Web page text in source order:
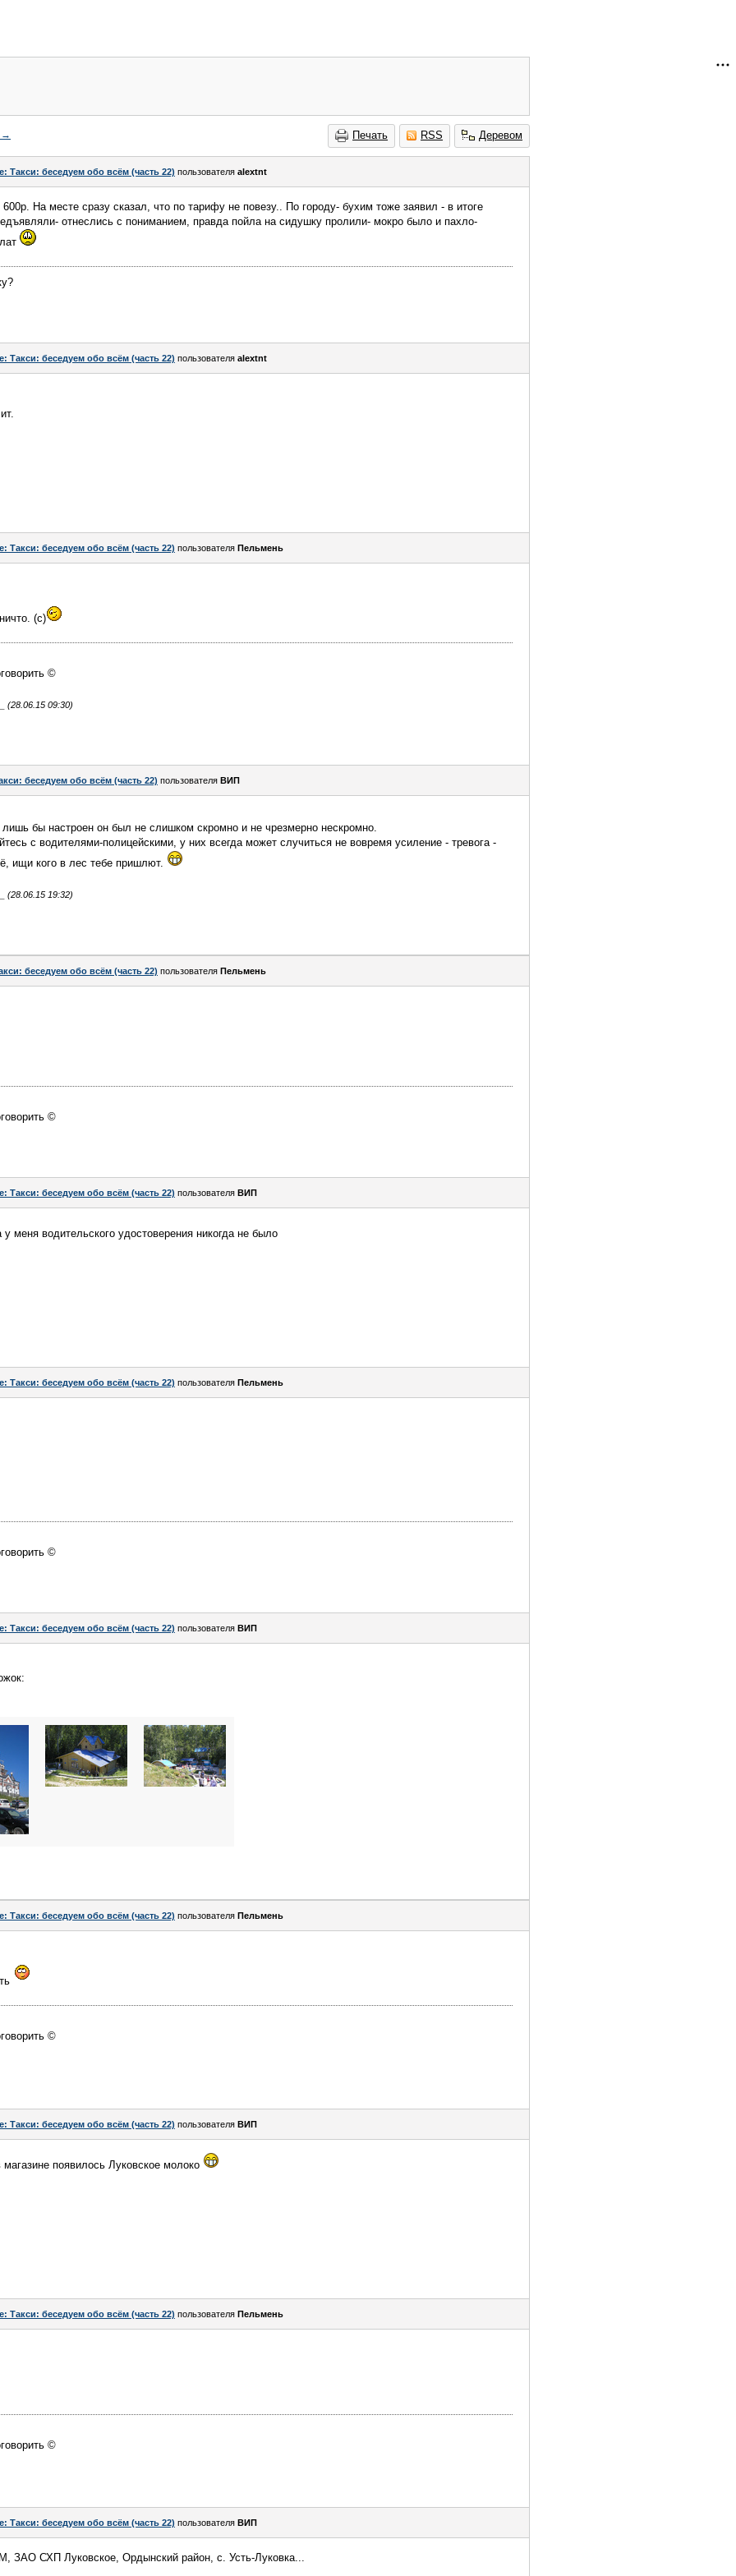
Печать RSS Деревом
Такси: беседуем обо всём (часть 22) пользователя alextnt
На месте сразу сказал, что по тарифу не повезу.. По городу- бухим тоже заявил - в итоге
отнеслись с пониманием, правда пойла на сидушку пролили- мокро было и пахло-
Такси: беседуем обо всём (часть 22) пользователя alextnt
Такси: беседуем обо всём (часть 22) пользователя Пельмень
(с)
©
(28.06.15 09:30)
беседуем обо всём (часть 22) пользователя ВИП
лишь бы настроен он был не слишком скромно и не чрезмерно нескромно.
с водителями-полицейскими, у них всегда может случиться не вовремя усиление - тревога -
ищи кого в лес тебе пришлют.
(28.06.15 19:32)
беседуем обо всём (часть 22) пользователя Пельмень
©
Такси: беседуем обо всём (часть 22) пользователя ВИП
меня водительского удостоверения никогда не было
Такси: беседуем обо всём (часть 22) пользователя Пельмень
©
Такси: беседуем обо всём (часть 22) пользователя ВИП
Такси: беседуем обо всём (часть 22) пользователя Пельмень
©
Такси: беседуем обо всём (часть 22) пользователя ВИП
появилось Луковское молоко
Такси: беседуем обо всём (часть 22) пользователя Пельмень
©
Такси: беседуем обо всём (часть 22) пользователя ВИП
ЗАО СХП Луковское, Ордынский район, с. Усть-Луковка...